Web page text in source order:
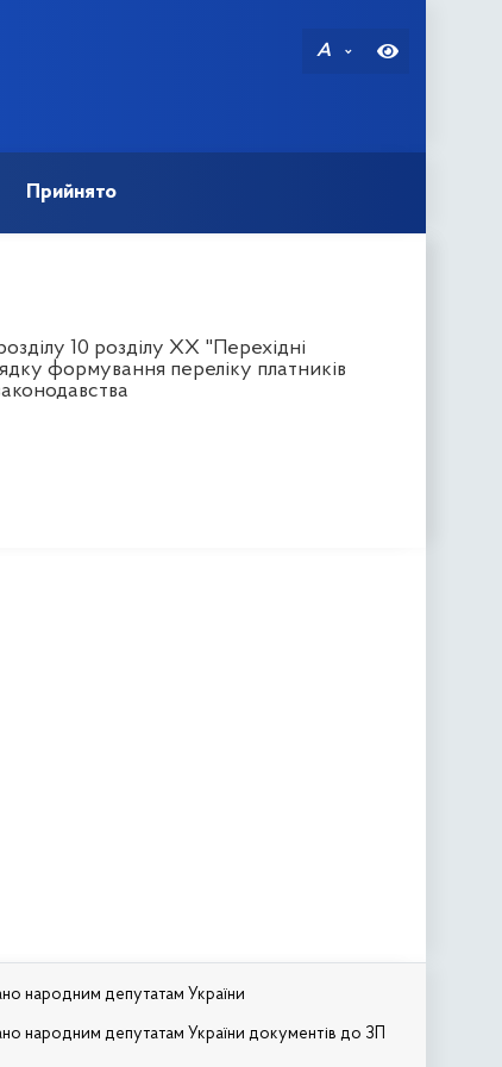
A
Прийнято
10 розділу ХХ "Перехідні
формування переліку платників
народним депутатам України
народним депутатам України документів до ЗП